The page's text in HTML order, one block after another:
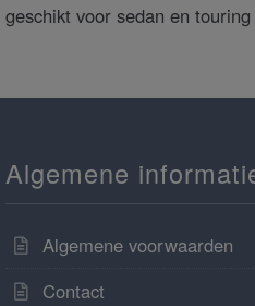
geschikt voor sedan en touring
Algemene
Algemene voorwaarden
Contact